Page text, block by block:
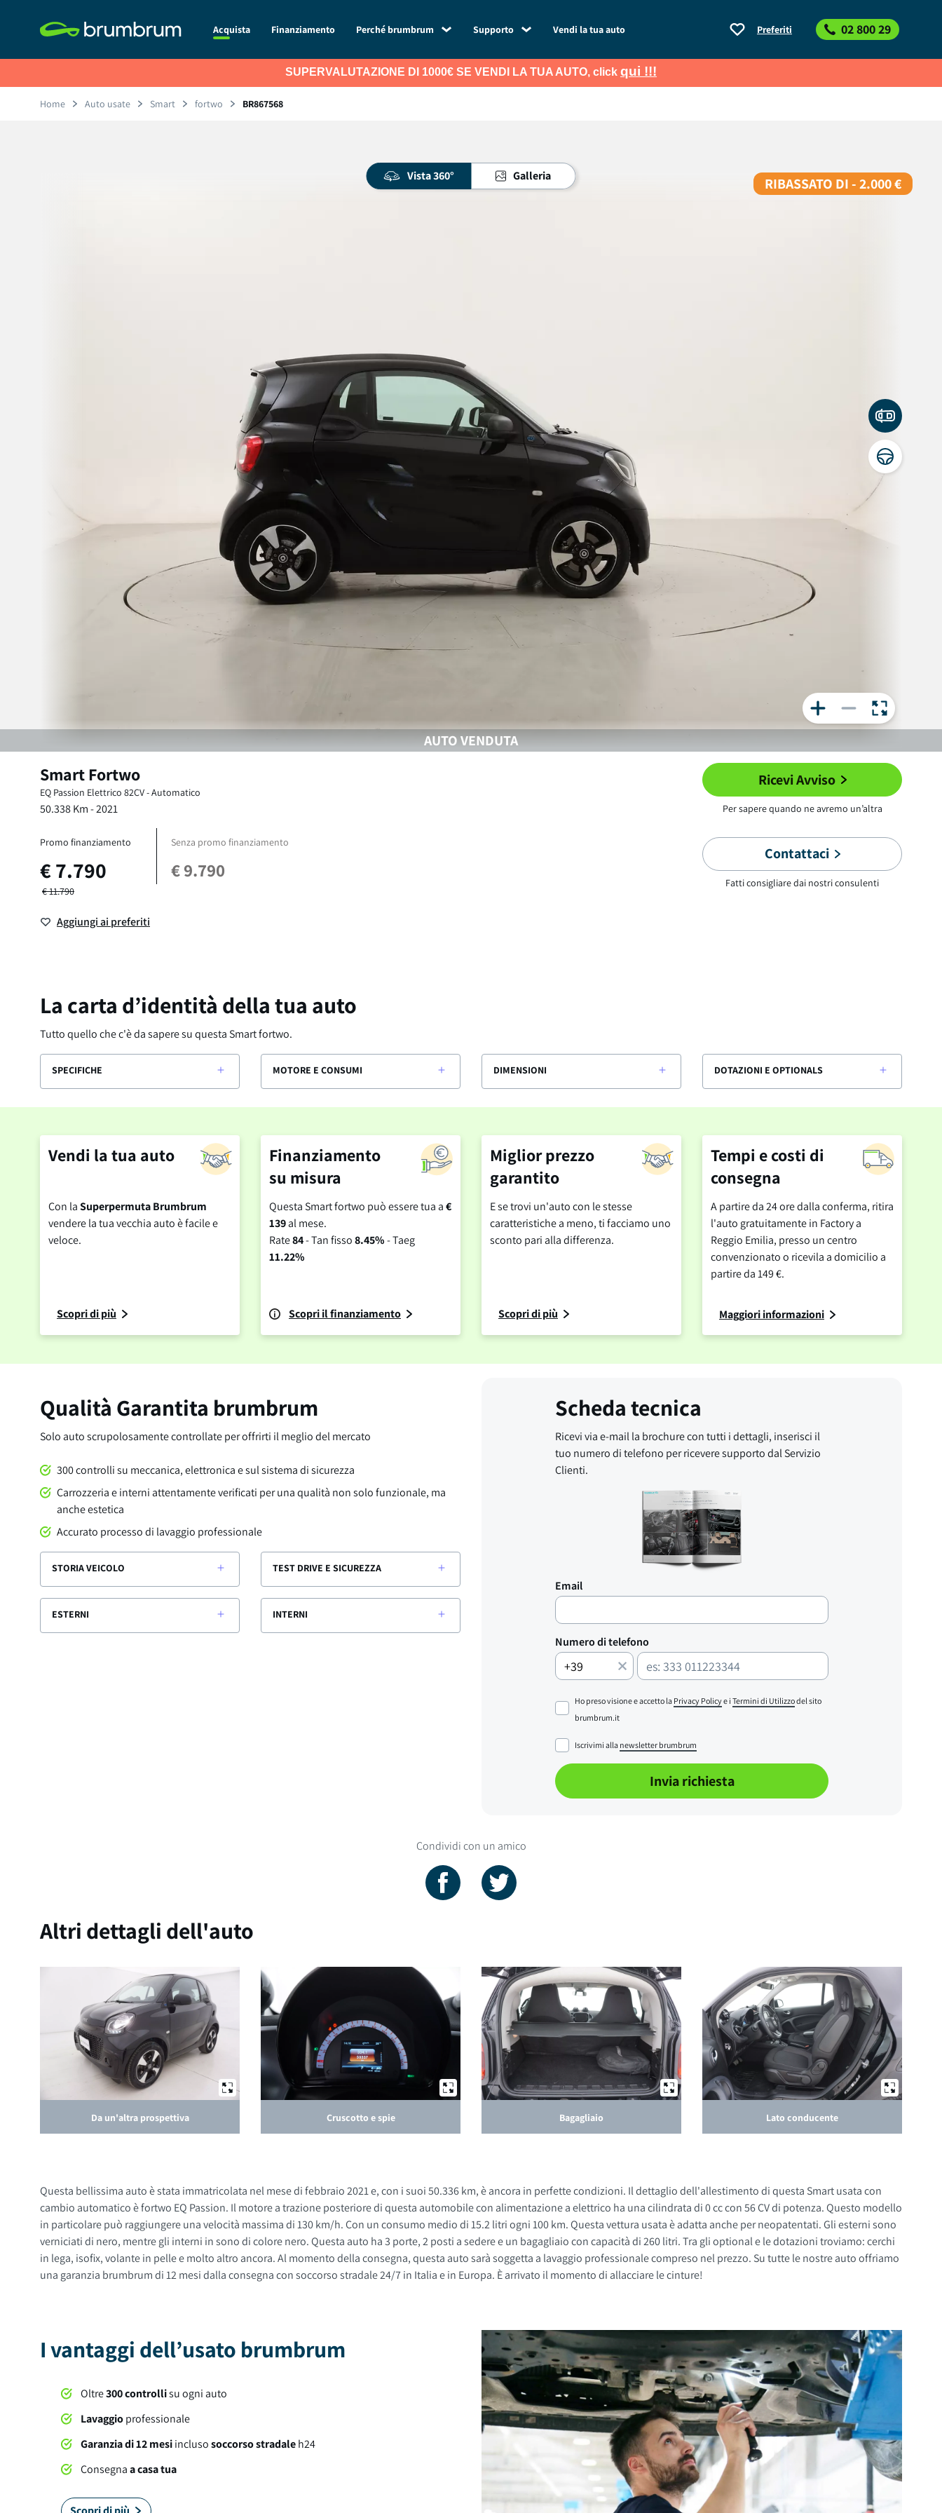
Acquista Finanziamento Perché brumbrum Supporto Vendi la tua auto Preferiti 02 800 29
SUPERVALUTAZIONE DI 1000€ SE VENDI LA TUA AUTO, click qui !!!
Home Auto usate Smart fortwo BR867568
Vista 360° Galleria RIBASSATO DI - 2.000 €
AUTO VENDUTA
SmartFortwo
EQ Passion Elettrico 82CV-Automatico
50.338Km -2021
Promo finanziamento
€7.790
Senza promo finanziamento
€9.790
€11.790
Aggiungi ai preferiti
Ricevi Avviso
Per sapere quando ne avremo un’altra
Contattaci
Fatti consigliare dai nostri consulenti
La carta d’identità della tua auto
Tutto quello che c'è da sapere su questa Smart fortwo.
SPECIFICHE MOTORE E CONSUMI DIMENSIONI DOTAZIONI E OPTIONALS
Vendi la tua auto
Con laSuperpermuta Brumbrum
vendere la tua vecchia auto è facile e
veloce.
Scopri di più
Finanziamento
su misura
Questa Smart fortwo può essere tua a€
139al mese.
Rate84- Tan fisso8.45%- Taeg
11.22%
Scopri il finanziamento
Miglior prezzo
garantito
E se trovi un'auto con le stesse
caratteristiche a meno, ti facciamo uno
sconto pari alla differenza.
Scopri di più
Tempi e costi di
consegna
A partire da 24 ore dalla conferma, ritira
l'auto gratuitamente in Factory a
Reggio Emilia, presso un centro
convenzionato o ricevila a domicilio a
partire da 149 €.
Maggiori informazioni
Qualità Garantita brumbrum
Solo auto scrupolosamente controllate per offrirti il meglio del mercato
300 controlli su meccanica, elettronica e sul sistema di sicurezza
Carrozzeria e interni attentamente verificati per una qualità non solo funzionale, ma
anche estetica
Accurato processo di lavaggio professionale
STORIA VEICOLO TEST DRIVE E SICUREZZA
ESTERNI INTERNI
Scheda tecnica
Ricevi via e-mail la brochure con tutti i dettagli, inserisci il
tuo numero di telefono per ricevere supporto dal Servizio
Clienti.
Email
Numero di telefono
Ho preso visione e accetto la Privacy Policye i Termini di Utilizzodel sito
brumbrum.it
Iscrivimi alla newsletter brumbrum
Invia richiesta
Condividi con un amico
Altri dettagli dell'auto
Da un'altra prospettiva Cruscotto e spie Bagagliaio Lato conducente
Questa bellissima auto è stata immatricolata nel mese di febbraio 2021 e, con i suoi 50.336 km, è ancora in perfette condizioni. Il dettaglio dell'allestimento di questa Smart usata con
cambio automatico è fortwo EQ Passion. Il motore a trazione posteriore di questa automobile con alimentazione a elettrico ha una cilindrata di 0 cc con 56 CV di potenza. Questo modello
in particolare può raggiungere una velocità massima di 130 km/h. Con un consumo medio di 15.2 litri ogni 100 km. Questa vettura usata è adatta anche per neopatentati. Gli esterni sono
verniciati di nero, mentre gli interni in sono di colore nero. Questa auto ha 3 porte, 2 posti a sedere e un bagagliaio con capacità di 260 litri. Tra gli optional e le dotazioni troviamo: cerchi
in lega, isofix, volante in pelle e molto altro ancora. Al momento della consegna, questa auto sarà soggetta a lavaggio professionale compreso nel prezzo. Su tutte le nostre auto offriamo
una garanzia brumbrum di 12 mesi dalla consegna con soccorso stradale 24/7 in Italia e in Europa. È arrivato il momento di allacciare le cinture!
I vantaggi dell’usato brumbrum
Oltre300 controllisu ogni auto
Lavaggioprofessionale
Garanzia di 12 mesiinclusosoccorso stradaleh24
Consegnaa casa tua